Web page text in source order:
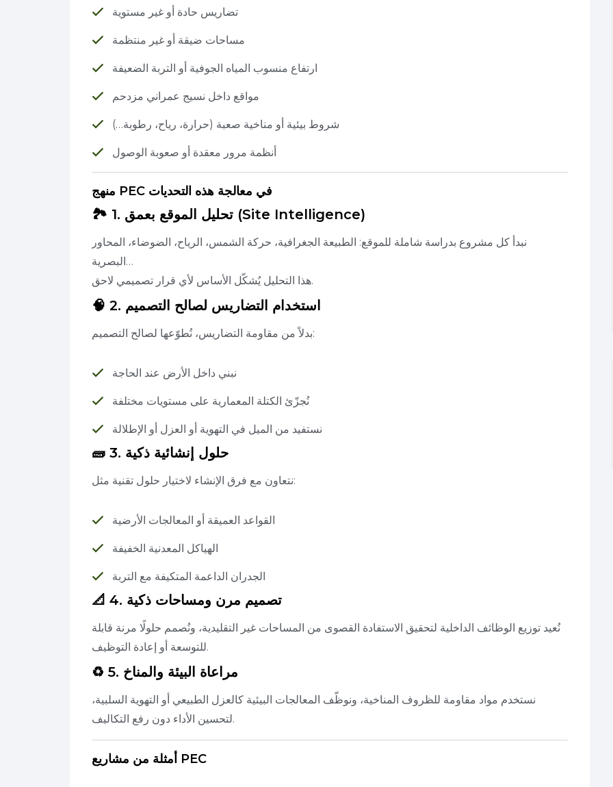
تضاريس حادة أو غير مستوية
مساحات ضيقة أو غير منتظمة
ارتفاع منسوب المياه الجوفية أو التربة الضعيفة
مواقع داخل نسيج عمراني مزدحم
شروط بيئية أو مناخية صعبة (حرارة، رياح، رطوبة…)
أنظمة مرور معقدة أو صعوبة الوصول
منهج PEC في معالجة هذه التحديات
🏞 1. تحليل الموقع بعمق (Site Intelligence)
نبدأ كل مشروع بدراسة شاملة للموقع: الطبيعة الجغرافية، حركة الشمس، الرياح، الضوضاء، المحاور
البصرية…
هذا التحليل يُشكّل الأساس لأي قرار تصميمي لاحق.
🧠 2. استخدام التضاريس لصالح التصميم
بدلاً من مقاومة التضاريس، نُطوّعها لصالح التصميم:
نبني داخل الأرض عند الحاجة
نُجزّئ الكتلة المعمارية على مستويات مختلفة
نستفيد من الميل في التهوية أو العزل أو الإطلالة
🧱 3. حلول إنشائية ذكية
نتعاون مع فرق الإنشاء لاختيار حلول تقنية مثل:
القواعد العميقة أو المعالجات الأرضية
الهياكل المعدنية الخفيفة
الجدران الداعمة المتكيفة مع التربة
📐 4. تصميم مرن ومساحات ذكية
نُعيد توزيع الوظائف الداخلية لتحقيق الاستفادة القصوى من المساحات غير التقليدية، ونُصمم حلولًا مرنة قابلة
للتوسعة أو إعادة التوظيف.
♻️ 5. مراعاة البيئة والمناخ
نستخدم مواد مقاومة للظروف المناخية، ونوظّف المعالجات البيئية كالعزل الطبيعي أو التهوية السلبية،
لتحسين الأداء دون رفع التكاليف.
أمثلة من مشاريع PEC